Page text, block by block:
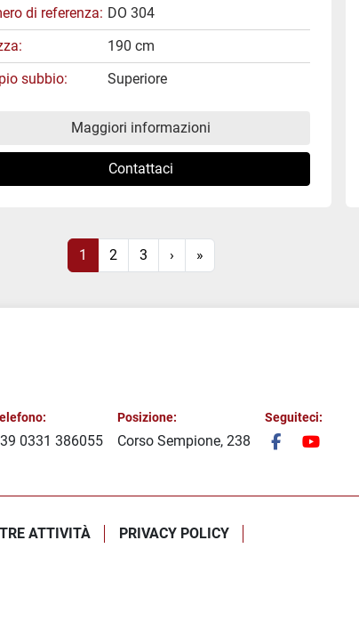
di referenza
DO 304
190 cm
subbio
Superiore
Maggiori informazioni
Contattaci
1 2 3 › »
0331 386055
Posizione:
Corso Sempione, 238
Seguiteci:
facebookyoutube
ATTIVITÀ
PRIVACY POLICY